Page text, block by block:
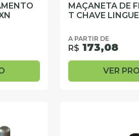
MAÇANETA DE
T CHAVE
A PARTIR DE
R$ 173,08
VER